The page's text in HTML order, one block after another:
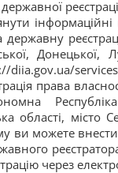
державну
Донецької,
services/
права
області,
ви можете
через